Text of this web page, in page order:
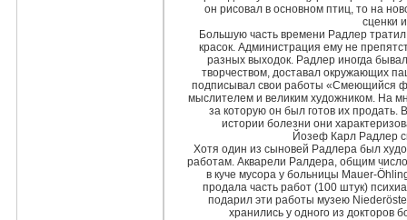
он рисовал в основном птиц, то на
сценки
Большую часть времени Радлер
красок. Администрация ему не
разных выходок. Радлер иногда
творчеством, доставал окружающих
подписывал свои работы «Смеющийся
мыслителем и великим художником. На
за которую он был готов их продать.
истории болезни они
Йозеф Карл Радлер
Хотя один из сыновей Радлера был
работам. Акварели Ралдера, общим
в куче мусора у больницы Mauer-
продала часть работ (100 штук)
подарил эти работы музею
хранились у одного из докторов